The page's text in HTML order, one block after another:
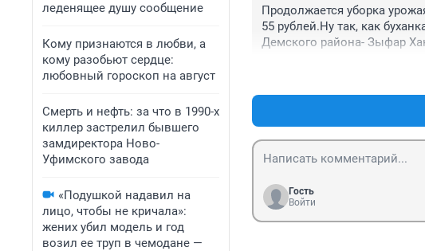
леденящее душу сообщение
Кому признаются в любви, а
кому разобьют сердце:
любовный гороскоп на август
Смерть и нефть: за что в 1990-х
киллер застрелил бывшего
замдиректора Ново-
Уфимского завода
«Подушкой надавил на
лицо, чтобы не кричала»:
жених убил модель и год
возил ее труп в чемодане —
Продолжается уборка
55 рублей.Ну так, как
Демского района- Зыфар
Гость
Войти